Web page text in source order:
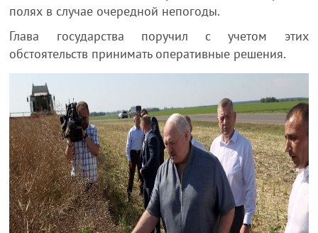
полях в случае очередной непогоды.
Глава государства поручил с учетом этих
обстоятельств принимать оперативные решения.